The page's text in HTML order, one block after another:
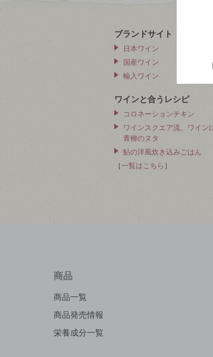
ブランドサイト
日本ワイン
国産ワイン
輸入ワイン
ワインと合うレシピ
コロネーションチキン
ワインスクエア流、ワイン
青柳のヌタ
鮎の洋風炊き込みごはん
［一覧はこちら ］
商品
商品一覧
商品発売情報
栄養成分一覧